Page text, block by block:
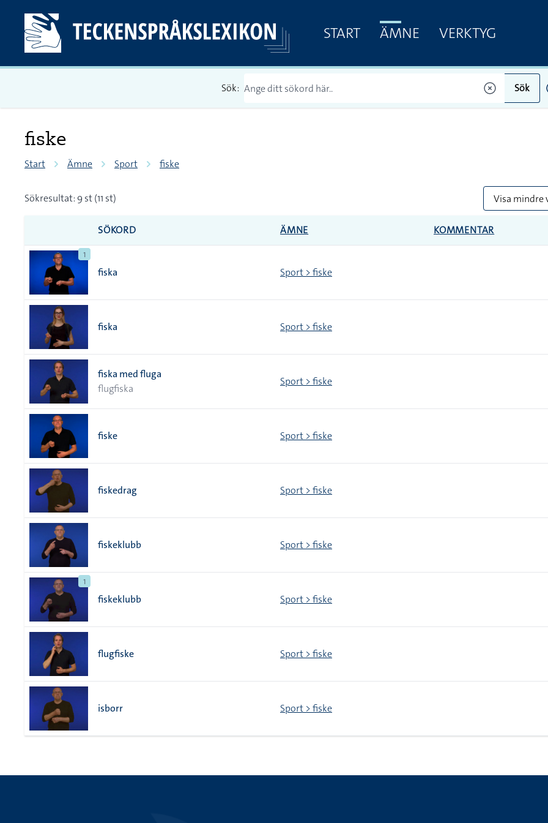
START ÄMNE VERKTYG
Sök: Sök
fiske
Start Ämne Sport fiske
Sökresultat: 9 st (11 st) Visa mindre
SÖKORD ÄMNE KOMMENTAR
1
fiska Sport > fiske
fiska Sport > fiske
fiska med fluga
flugfiska
Sport > fiske
fiske Sport > fiske
fiskedrag Sport > fiske
fiskeklubb Sport > fiske
1
fiskeklubb Sport > fiske
flugfiske Sport > fiske
isborr Sport > fiske